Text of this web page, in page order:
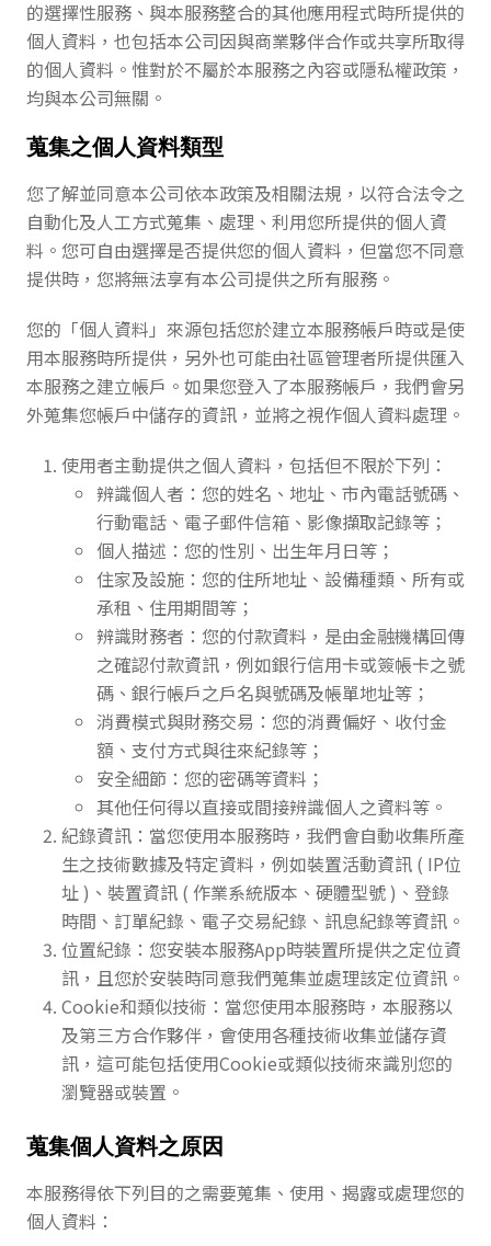
的選擇性服務、與本服務整合的其他應用程式時所提供的
個人資料，也包括本公司因與商業夥伴合作或共享所取得
的個人資料。惟對於不屬於本服務之內容或隱私權政策，
均與本公司無關。
蒐集之個人資料類型
您了解並同意本公司依本政策及相關法規，以符合法令之
自動化及人工方式蒐集、處理、利用您所提供的個人資
料。您可自由選擇是否提供您的個人資料，但當您不同意
提供時，您將無法享有本公司提供之所有服務。
您的「個人資料」來源包括您於建立本服務帳戶時或是使
用本服務時所提供，另外也可能由社區管理者所提供匯入
本服務之建立帳戶。如果您登入了本服務帳戶，我們會另
外蒐集您帳戶中儲存的資訊，並將之視作個人資料處理。
使用者主動提供之個人資料，包括但不限於下列：
辨識個人者：您的姓名、地址、市內電話號碼、
行動電話、電子郵件信箱、影像擷取記錄等；
個人描述：您的性別、出生年月日等；
住家及設施：您的住所地址、設備種類、所有或
承租、住用期間等；
辨識財務者：您的付款資料，是由金融機構回傳
之確認付款資訊，例如銀行信用卡或簽帳卡之號
碼、銀行帳戶之戶名與號碼及帳單地址等；
消費模式與財務交易：您的消費偏好、收付金
額、支付方式與往來紀錄等；
安全細節：您的密碼等資料；
其他任何得以直接或間接辨識個人之資料等。
紀錄資訊：當您使用本服務時，我們會自動收集所產
生之技術數據及特定資料，例如裝置活動資訊 ( IP位
址 )、裝置資訊 ( 作業系統版本、硬體型號 )、登錄
時間、訂單紀錄、電子交易紀錄、訊息紀錄等資訊。
位置紀錄：您安裝本服務App時裝置所提供之定位資
訊，且您於安裝時同意我們蒐集並處理該定位資訊。
Cookie和類似技術：當您使用本服務時，本服務以
及第三方合作夥伴，會使用各種技術收集並儲存資
訊，這可能包括使用Cookie或類似技術來識別您的
瀏覽器或裝置。
蒐集個人資料之原因
本服務得依下列目的之需要蒐集、使用、揭露或處理您的
個人資料：